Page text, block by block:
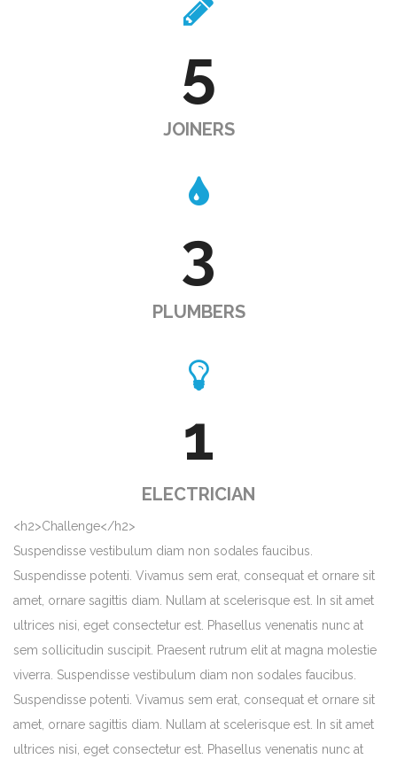
5
JOINERS
3
PLUMBERS
1
ELECTRICIAN
<h2>Challenge</h2>
Suspendisse vestibulum diam non sodales faucibus.
Suspendisse potenti. Vivamus sem erat, consequat et ornare sit
amet, ornare sagittis diam. Nullam at scelerisque est. In sit amet
ultrices nisi, eget consectetur est. Phasellus venenatis nunc at
sem sollicitudin suscipit. Praesent rutrum elit at magna molestie
viverra. Suspendisse vestibulum diam non sodales faucibus.
Suspendisse potenti. Vivamus sem erat, consequat et ornare sit
amet, ornare sagittis diam. Nullam at scelerisque est. In sit amet
ultrices nisi, eget consectetur est. Phasellus venenatis nunc at